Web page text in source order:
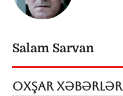
Salam Sarvan
OXŞAR XƏBƏRLƏR